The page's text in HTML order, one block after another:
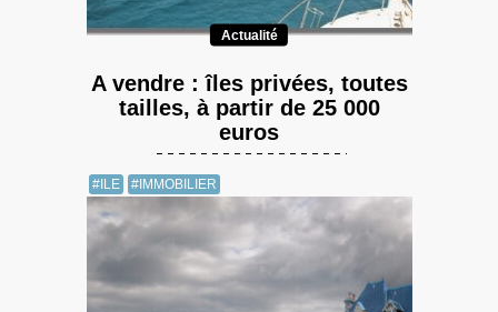
Actualité
A vendre : îles privées, toutes
tailles, à partir de 25 000
euros
#ILE #IMMOBILIER